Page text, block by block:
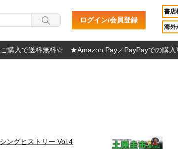
ログイン/会員登録
書店
海外
購入で送料無料☆ ★Amazon Pay／PayPayでの購
ングヒストリー Vol.4